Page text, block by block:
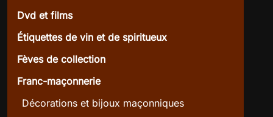
Dvd et films
Étiquettes de vin et de spiritueux
Fèves de collection
Franc-maçonnerie
Décorations et bijoux maçonniques